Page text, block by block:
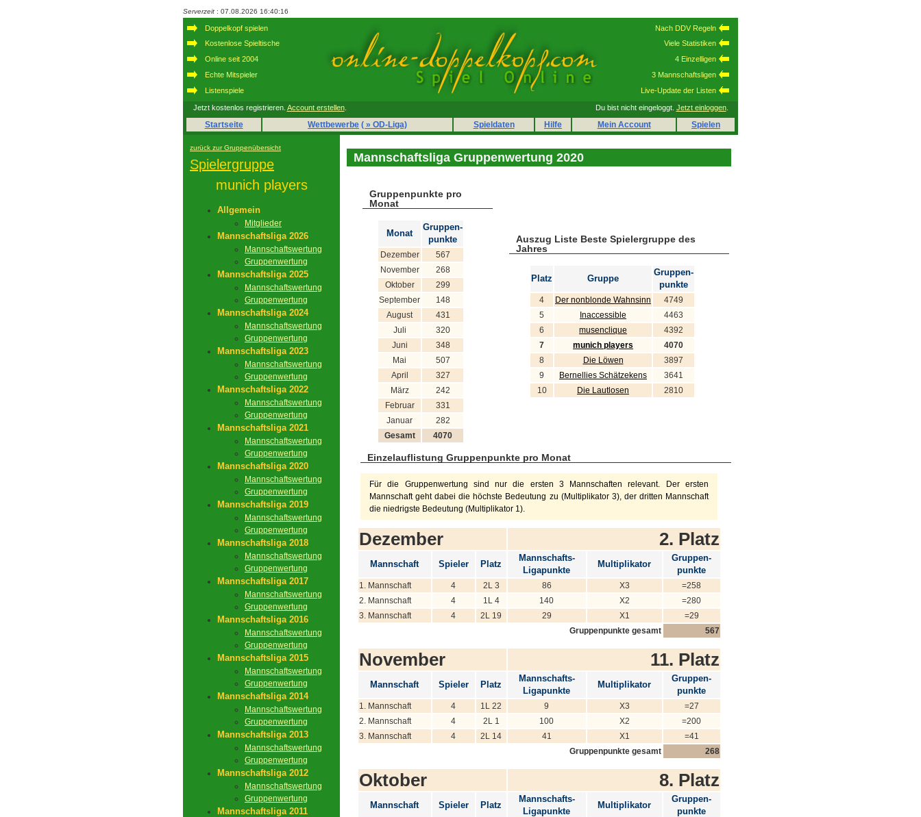
Serverzeit : 07.08.2026 16:40:16
Doppelkopf spielen
Kostenlose Spieltische
Online seit 2004
Echte Mitspieler
Listenspiele
Nach DDV Regeln
Viele Statistiken
4 Einzelligen
3 Mannschaftsligen
Live-Update der Listen
Jetzt kostenlos registrieren. Account erstellen. Du bist nicht eingeloggt. Jetzt einloggen.
Startseite Wettbewerbe ( » OD-Liga) Spieldaten Hilfe Mein Account Spielen
zurück zur Gruppenübersicht
Spielergruppe
munich players
Allgemein
Mitglieder
Mannschaftsliga 2026
Mannschaftswertung
Gruppenwertung
Mannschaftsliga 2025
Mannschaftswertung
Gruppenwertung
Mannschaftsliga 2024
Mannschaftswertung
Gruppenwertung
Mannschaftsliga 2023
Mannschaftswertung
Gruppenwertung
Mannschaftsliga 2022
Mannschaftswertung
Gruppenwertung
Mannschaftsliga 2021
Mannschaftswertung
Gruppenwertung
Mannschaftsliga 2020
Mannschaftswertung
Gruppenwertung
Mannschaftsliga 2019
Mannschaftswertung
Gruppenwertung
Mannschaftsliga 2018
Mannschaftswertung
Gruppenwertung
Mannschaftsliga 2017
Mannschaftswertung
Gruppenwertung
Mannschaftsliga 2016
Mannschaftswertung
Gruppenwertung
Mannschaftsliga 2015
Mannschaftswertung
Gruppenwertung
Mannschaftsliga 2014
Mannschaftswertung
Gruppenwertung
Mannschaftsliga 2013
Mannschaftswertung
Gruppenwertung
Mannschaftsliga 2012
Mannschaftswertung
Gruppenwertung
Mannschaftsliga 2011
Mannschaftsliga Gruppenwertung 2020
Gruppenpunkte pro
Monat
Monat
Gruppen-
punkte
Dezember
567
November
268
Oktober
299
September
148
August
431
Juli
320
Juni
348
Mai
507
April
327
März
242
Februar
331
Januar
282
Gesamt
4070
Auszug Liste Beste Spielergruppe des
Jahres
Platz Gruppe
Gruppen-
punkte
4 Der nonblonde Wahnsinn
4749
5
Inaccessible
4463
6
musenclique
4392
7
munich players
4070
8
Die Löwen
3897
9
Bernellies Schätzekens
3641
10
Die Lautlosen 2810
Einzelauflistung Gruppenpunkte pro Monat
Für die Gruppenwertung sind nur die ersten 3 Mannschaften relevant. Der ersten
Mannschaft geht dabei die höchste Bedeutung zu (Multiplikator 3), der dritten Mannschaft
die niedrigste Bedeutung (Multiplikator 1).
Dezember 2. Platz
Mannschaft Spieler Platz
Mannschafts-
Ligapunkte
Multiplikator
Gruppen-
punkte
1. Mannschaft 4 2L 3 86 X3
=258
2. Mannschaft
4 1L 4 140 X2
=280
3. Mannschaft
4 2L 19 29 X1
=29
Gruppenpunkte gesamt
567
November 11. Platz
Mannschaft Spieler Platz
Mannschafts-
Ligapunkte
Multiplikator
Gruppen-
punkte
1. Mannschaft 4 1L 22 9 X3
=27
2. Mannschaft
4 2L 1 100 X2
=200
3. Mannschaft
4 2L 14 41 X1
=41
Gruppenpunkte gesamt
268
Oktober 8. Platz
Mannschaft Spieler Platz
Mannschafts-
Ligapunkte
Multiplikator
Gruppen-
punkte